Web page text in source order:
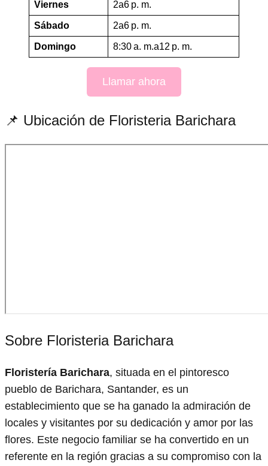
Viernes 2a6 p. m.
Sábado 2a6 p. m.
Domingo 8:30 a. m.a12 p. m.
Llamar ahora
📌 Ubicación de Floristeria Barichara
Sobre Floristeria Barichara
Floristería Barichara, situada en el pintoresco
pueblo de Barichara, Santander, es un
establecimiento que se ha ganado la admiración de
locales y visitantes por su dedicación y amor por las
flores. Este negocio familiar se ha convertido en un
referente en la región gracias a su compromiso con la